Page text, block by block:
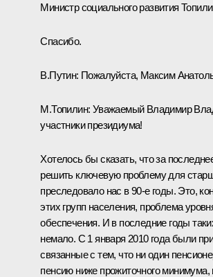
Министр социального развития
Спасибо.
В.Путин: Пожалуйста, Максим
М.Топилин: Уважаемый Владимир
участники президиума!
Хотелось бы сказать, что за
решить ключевую проблему для
преследовало нас в 90-е годы. Это,
этих групп населения, проблема
обеспечения. И в последние годы
немало. С 1 января 2010 года были
связанные с тем, что ни один
пенсию ниже прожиточного минимума,